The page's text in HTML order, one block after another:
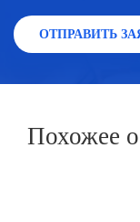
ОТПРАВИТЬ
Похожее